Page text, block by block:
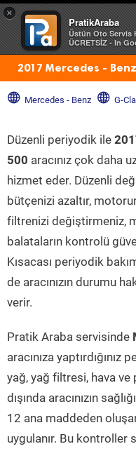
×
PratikAraba
Üstün Oto Servis
ÜCRETSİZ - In
2017 Mercedes -
Mercedes - Benz G-
Düzenli periyodik ile
500 aracınız çok daha
hizmet eder. Düzenli
bütçenizi azaltır,
filtrenizi değiştirmeniz,
balataların kontrolü
Kısacası periyodik
de aracınızın durumu
verir.
Pratik Araba servisinde
aracınıza
yağ, yağ filtresi, hava
dışında aracınızın
12 ana maddeden
uygulanır. Bu kontroller